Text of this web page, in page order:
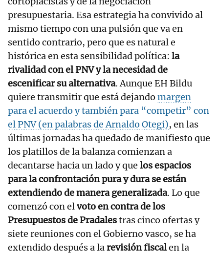
presupuestaria. Esa estrategia ha convivido al
mismo tiempo con una pulsión que va en
sentido contrario, pero que es natural e
histórica en esta sensibilidad política: la
rivalidad con el PNV y la necesidad de
escenificar su alternativa. Aunque EH Bildu
quiere transmitir que está dejando margen
para el acuerdo y también para “competir” con
el PNV (en palabras de Arnaldo Otegi), en las
últimas jornadas ha quedado de manifiesto que
los platillos de la balanza comienzan a
decantarse hacia un lado y que los espacios
para la confrontación pura y dura se están
extendiendo de manera generalizada. Lo que
comenzó con elvoto en contra de los
Presupuestos de Pradalestras cinco ofertas y
siete reuniones con el Gobierno vasco, se ha
extendido después a larevisión fiscalen la